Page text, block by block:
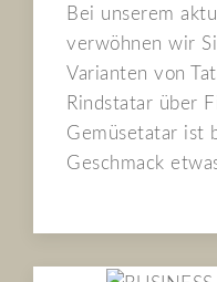
Bei unserem
verwöhnen wir
Varianten von
Rindstatar über
Gemüsetatar ist
Geschmack